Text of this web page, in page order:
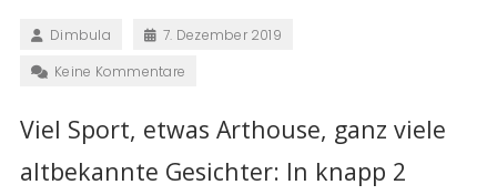
Dimbula
7. Dezember 2019
Keine Kommentare
Viel Sport, etwas Arthouse, ganz viele
altbekannte Gesichter: In knapp 2